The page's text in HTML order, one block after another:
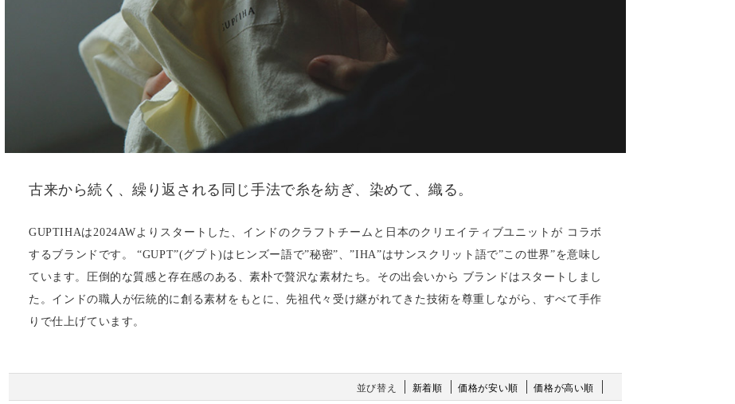
古来から続く、繰り返される同じ手法で糸を紡ぎ、染めて、織る。
GUPTIHAは2024AWよりスタートした、インドのクラフトチームと日本のクリエイティブユニットが コラボ
するブランドです。 “GUPT”(グプト)はヒンズー語で”秘密”、”IHA”はサンスクリット語で”この世界”を意味し
ています。圧倒的な質感と存在感のある、素朴で贅沢な素材たち。その出会いから ブランドはスタートしまし
た。インドの職人が伝統的に創る素材をもとに、先祖代々受け継がれてきた技術を尊重しながら、すべて手作
りで仕上げています。
並び替え 新着順 価格が安い順 価格が高い順